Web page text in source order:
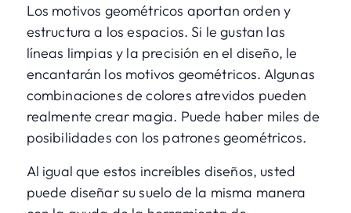
Los motivos geométricos aportan orden y
estructura a los espacios. Si le gustan las
líneas limpias y la precisión en el diseño, le
encantarán los motivos geométricos. Algunas
combinaciones de colores atrevidos pueden
realmente crear magia. Puede haber miles de
posibilidades con los patrones geométricos.
Al igual que estos increíbles diseños, usted
puede diseñar su suelo de la misma manera